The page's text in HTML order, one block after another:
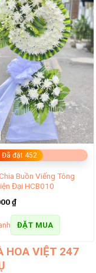
Đã đặt 452
Buồn Viếng Tông
Đại HCB010
₫
ĐẶT MUA
HOA VIỆT 247